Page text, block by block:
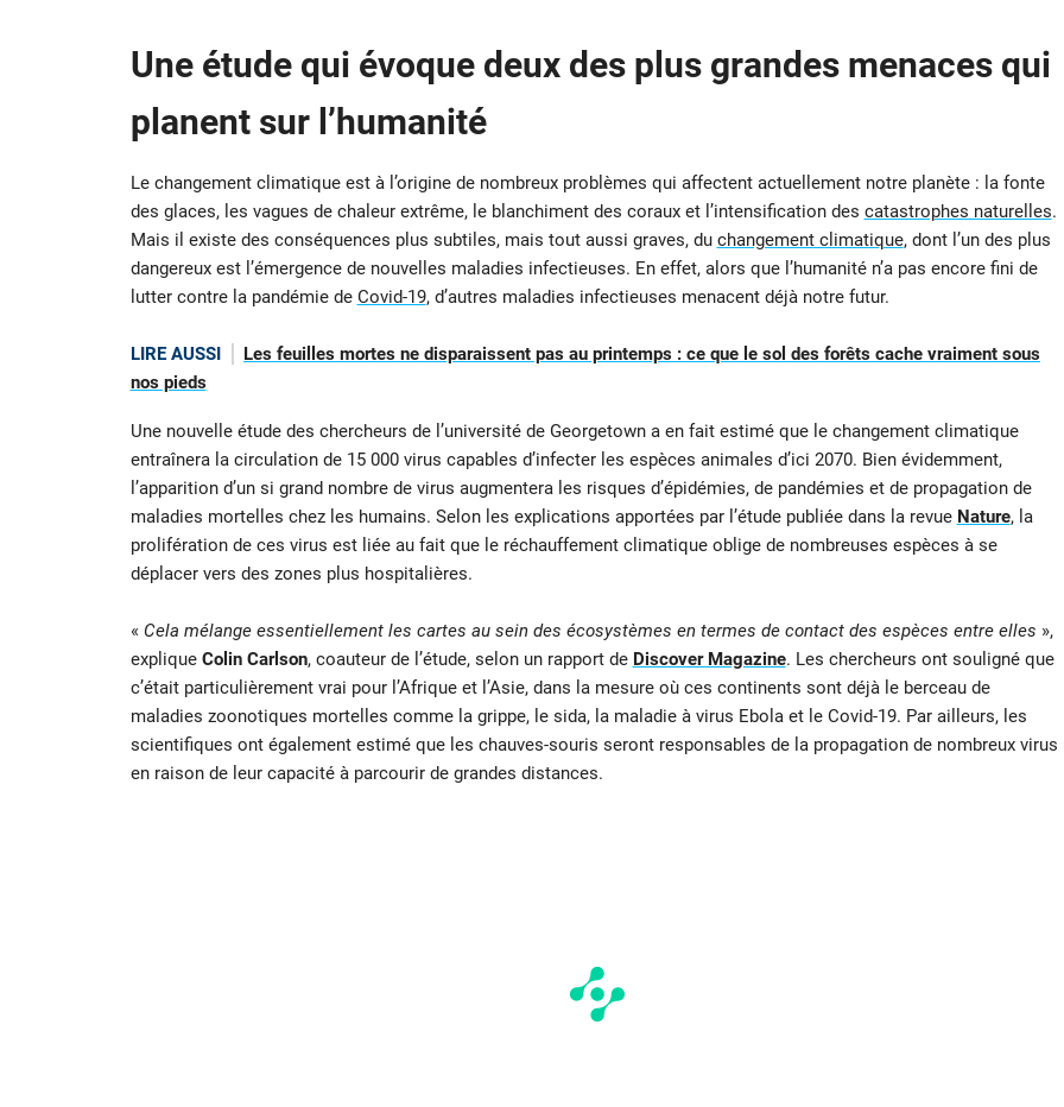
Une étude qui évoque deux des plus grandes menaces qui
planent sur l’humanité
Le changement climatique est à l’origine de nombreux problèmes qui affectent actuellement notre planète : la fonte
des glaces, les vagues de chaleur extrême, le blanchiment des coraux et l’intensification des catastrophes naturelles.
Mais il existe des conséquences plus subtiles, mais tout aussi graves, du changement climatique, dont l’un des plus
dangereux est l’émergence de nouvelles maladies infectieuses. En effet, alors que l’humanité n’a pas encore fini de
lutter contre la pandémie de Covid-19, d’autres maladies infectieuses menacent déjà notre futur.
LIRE AUSSI
Les feuilles mortes ne disparaissent pas au printemps : ce que le sol des forêts cache vraiment sous
nos pieds
Une nouvelle étude des chercheurs de l’université de Georgetown a en fait estimé que le changement climatique
entraînera la circulation de 15 000 virus capables d’infecter les espèces animales d’ici 2070. Bien évidemment,
l’apparition d’un si grand nombre de virus augmentera les risques d’épidémies, de pandémies et de propagation de
maladies mortelles chez les humains. Selon les explications apportées par l’étude publiée dans la revue Nature, la
prolifération de ces virus est liée au fait que le réchauffement climatique oblige de nombreuses espèces à se
déplacer vers des zones plus hospitalières.
« Cela mélange essentiellement les cartes au sein des écosystèmes en termes de contact des espèces entre elles »,
explique Colin Carlson, coauteur de l’étude, selon un rapport de Discover Magazine. Les chercheurs ont souligné que
c’était particulièrement vrai pour l’Afrique et l’Asie, dans la mesure où ces continents sont déjà le berceau de
maladies zoonotiques mortelles comme la grippe, le sida, la maladie à virus Ebola et le Covid-19. Par ailleurs, les
scientifiques ont également estimé que les chauves-souris seront responsables de la propagation de nombreux virus
en raison de leur capacité à parcourir de grandes distances.